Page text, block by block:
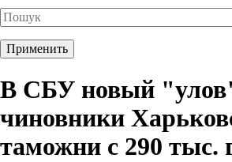
В СБУ новый
чиновники
таможни с 290 тыс.